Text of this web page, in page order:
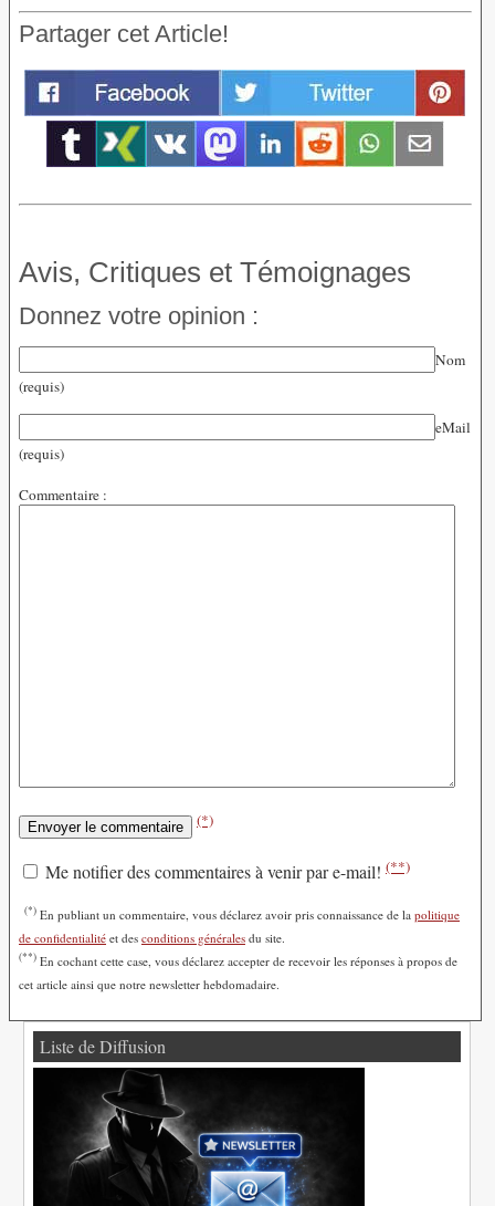
Partager cet Article!
Avis, Critiques et Témoignages
Donnez votre opinion :
Nom
(requis)
eMail
(requis)
Commentaire :
(*)
Me notifier des commentaires à venir par e-mail! (**)
(*) En publiant un commentaire, vous déclarez avoir pris connaissance de la politique
de confidentialité et des conditions générales du site.
(**) En cochant cette case, vous déclarez accepter de recevoir les réponses à propos de
cet article ainsi que notre newsletter hebdomadaire.
Liste de Diffusion